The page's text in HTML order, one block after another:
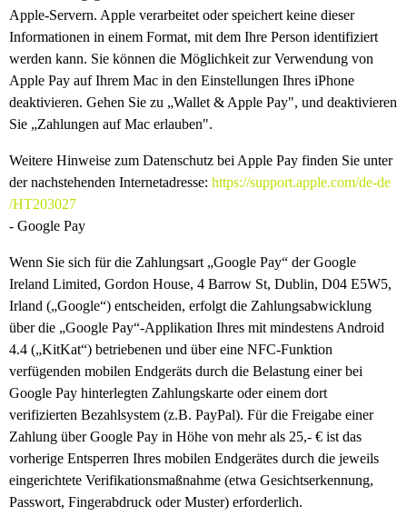
Apple-Servern. Apple verarbeitet oder speichert keine dieser
Informationen in einem Format, mit dem Ihre Person identifiziert
werden kann. Sie können die Möglichkeit zur Verwendung von
Apple Pay auf Ihrem Mac in den Einstellungen Ihres iPhone
deaktivieren. Gehen Sie zu „Wallet & Apple Pay", und deaktivieren
Sie „Zahlungen auf Mac erlauben".
Weitere Hinweise zum Datenschutz bei Apple Pay finden Sie unter
der nachstehenden Internetadresse: https://support.apple.com/de-de
/HT203027
- Google Pay
Wenn Sie sich für die Zahlungsart „Google Pay“ der Google
Ireland Limited, Gordon House, 4 Barrow St, Dublin, D04 E5W5,
Irland („Google“) entscheiden, erfolgt die Zahlungsabwicklung
über die „Google Pay“-Applikation Ihres mit mindestens Android
4.4 („KitKat“) betriebenen und über eine NFC-Funktion
verfügenden mobilen Endgeräts durch die Belastung einer bei
Google Pay hinterlegten Zahlungskarte oder einem dort
verifizierten Bezahlsystem (z.B. PayPal). Für die Freigabe einer
Zahlung über Google Pay in Höhe von mehr als 25,- € ist das
vorherige Entsperren Ihres mobilen Endgerätes durch die jeweils
eingerichtete Verifikationsmaßnahme (etwa Gesichtserkennung,
Passwort, Fingerabdruck oder Muster) erforderlich.